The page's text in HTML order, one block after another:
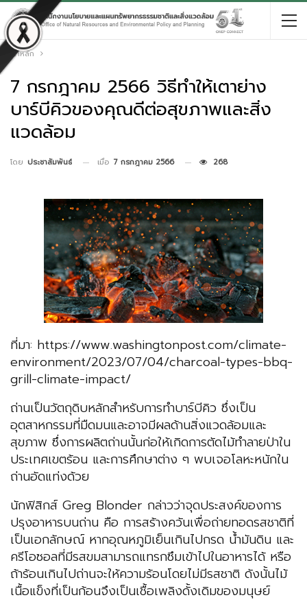
หน้าหลัก
7 กรกฎาคม 2566 วิธีทำให้เตาย่าง
บาร์บีคิวของคุณดีต่อสุขภาพและสิ่ง
แวดล้อม
โดย ประชาสัมพันธ์ เมื่อ 7 กรกฎาคม 2566 268
ที่มา: https://www.washingtonpost.com/climate-
environment/2023/07/04/charcoal-types-bbq-
grill-climate-impact/
ถ่านเป็นวัตถุดิบหลักสำหรับการทำบาร์บีคิว ซึ่งเป็น
อุตสาหกรรมที่มืดมนและอาจมีผลด้านสิ่งแวดล้อมและ
สุขภาพ ซึ่งการผลิตถ่านนั้นก่อให้เกิดการตัดไม้ทำลายป่าใน
ประเทศเขตร้อน และการศึกษาต่าง ๆ พบเจอโลหะหนักใน
ถ่านอัดแท่งด้วย
นักฟิสิกส์ Greg Blonder กล่าวว่าจุดประสงค์ของการ
ปรุงอาหารบนถ่าน คือ การสร้างควันเพื่อถ่ายทอดรสชาติที่
เป็นเอกลักษณ์ หากอุณหภูมิเย็นเกินไปกรด น้ำมันดิน และ
ครีโอซอลที่มีรสขมสามารถแทรกซึมเข้าไปในอาหารได้ หรือ
ถ้าร้อนเกินไปถ่านจะให้ความร้อนโดยไม่มีรสชาติ ดังนั้นไม้
เนื้อแข็งที่เป็นก้อนจึงเป็นเชื้อเพลิงดั้งเดิมของมนุษย์